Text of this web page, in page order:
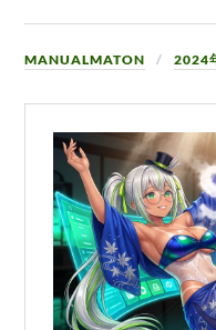
MANUALMATON 2024